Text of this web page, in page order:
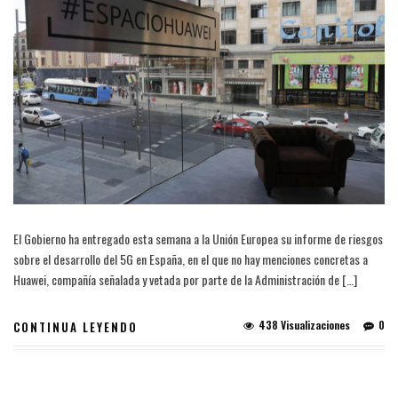
El Gobierno ha entregado esta semana a la Unión Europea su informe de riesgos
sobre el desarrollo del 5G en España, en el que no hay menciones concretas a
Huawei, compañía señalada y vetada por parte de la Administración de […]
CONTINUA LEYENDO 0
438 Visualizaciones